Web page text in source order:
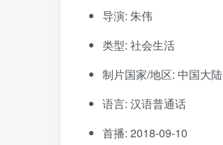
导演: 朱伟
类型: 社会生活
制片国家/地区: 中国大陆
语言: 汉语普通话
首播: 2018-09-10